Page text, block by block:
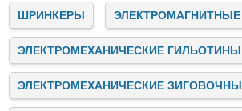
ШРИНКЕРЫ
ЭЛЕКТРОМЕХАНИЧЕСКИЕ ГИЛЬОТИНЫ
ЭЛЕКТРОМЕХАНИЧЕСКИЕ